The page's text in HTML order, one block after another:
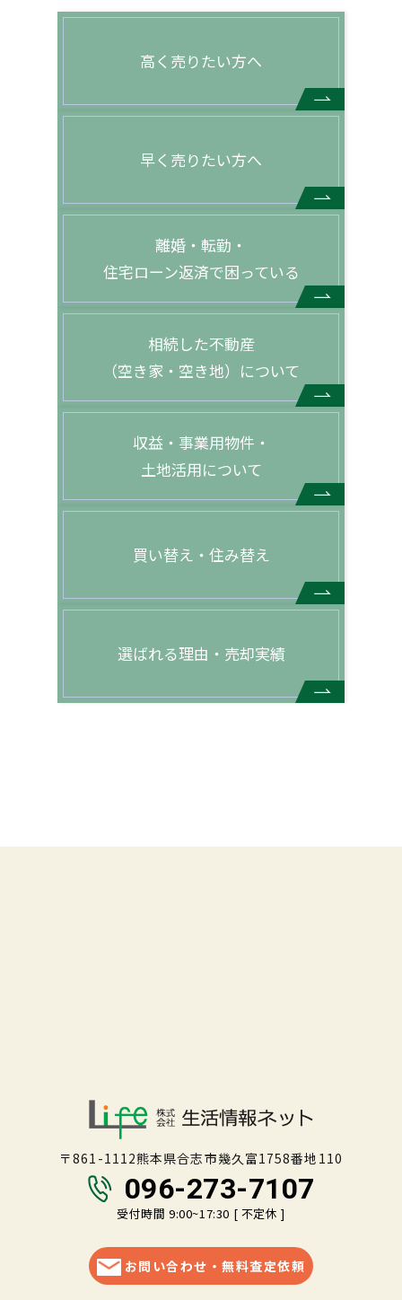
高く売りたい方へ
早く売りたい方へ
離婚・転勤・
住宅ローン返済で困っている
相続した不動産
（空き家・空き地）について
収益・事業用物件・
土地活用について
買い替え・住み替え
選ばれる理由・売却実績
〒861-1112熊本県合志市幾久富1758番地110
096-273-7107
受付時間 9:00~17:30 [ 不定休 ]
お問い合わせ・無料査定依頼